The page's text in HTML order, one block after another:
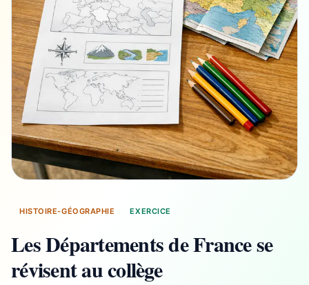
HISTOIRE-GÉOGRAPHIE EXERCICE
Les Départements de France se
révisent au collège